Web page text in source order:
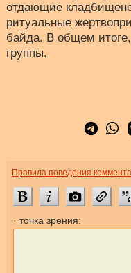
отдающие
ритуальные
байда. В общем
группы.
Правила поведения
· точка зрения: